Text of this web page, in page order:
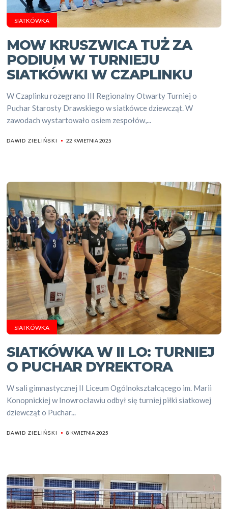
SIATKÓWKA
MOW KRUSZWICA TUŻ ZA
PODIUM W TURNIEJU
SIATKÓWKI W CZAPLINKU
W Czaplinku rozegrano III Regionalny Otwarty Turniej o
Puchar Starosty Drawskiego w siatkówce dziewcząt. W
zawodach wystartowało osiem zespołów,...
DAWID ZIELIŃSKI 22 KWIETNIA 2025
SIATKÓWKA
SIATKÓWKA W II LO: TURNIEJ
O PUCHAR DYREKTORA
W sali gimnastycznej II Liceum Ogólnokształcącego im. Marii
Konopnickiej w Inowrocławiu odbył się turniej piłki siatkowej
dziewcząt o Puchar...
DAWID ZIELIŃSKI 8 KWIETNIA 2025